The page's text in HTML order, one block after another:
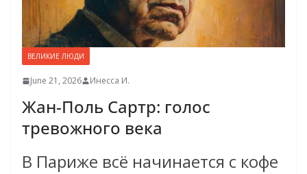
ВЕЛИКИЕ ЛЮДИ
June 21, 2026 Инесса И.
Жан-Поль Сартр: голос
тревожного века
В Париже всё начинается с кофе